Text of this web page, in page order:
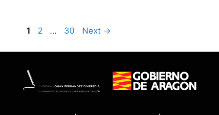
Page
1 Page
2 … Page
30 Next →